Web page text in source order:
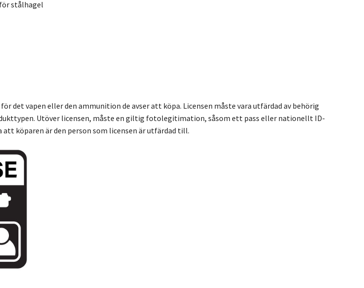
stålhagel
det vapen eller den ammunition de avser att köpa. Licensen måste vara utfärdad av behörig
Utöver licensen, måste en giltig fotolegitimation, såsom ett pass eller nationellt ID-
köparen är den person som licensen är utfärdad till.